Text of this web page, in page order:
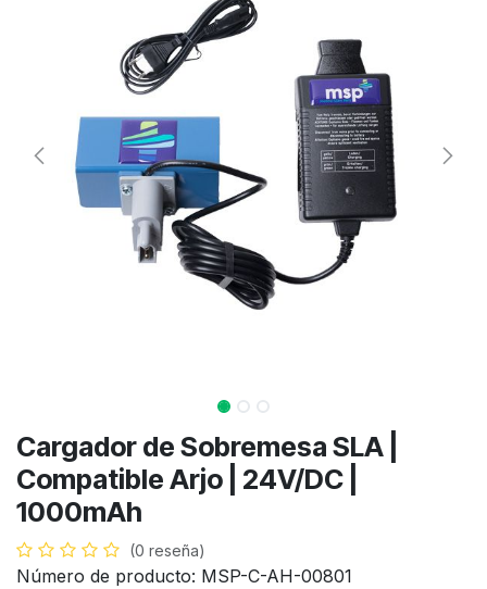
Cargador de Sobremesa SLA |
Compatible Arjo | 24V/DC |
1000mAh
(0 reseña)
Número de producto: MSP-C-AH-00801